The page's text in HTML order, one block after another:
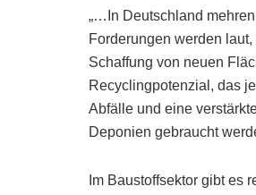
„…In Deutschland
Forderungen werden
Schaffung von neuen
Recyclingpotenzial, das
Abfälle und eine
Deponien gebraucht
Im Baustoffsektor gibt es